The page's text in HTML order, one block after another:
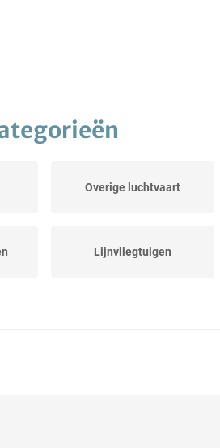
Overige luchtvaart
Lijnvliegtuigen